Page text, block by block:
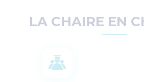
LA CHAIRE EN